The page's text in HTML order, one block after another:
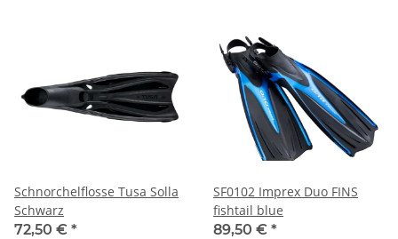
Schnorchelflosse Tusa Solla
Schwarz
72,50 € *
SF0102 Imprex Duo FINS
fishtail blue
89,50 € *